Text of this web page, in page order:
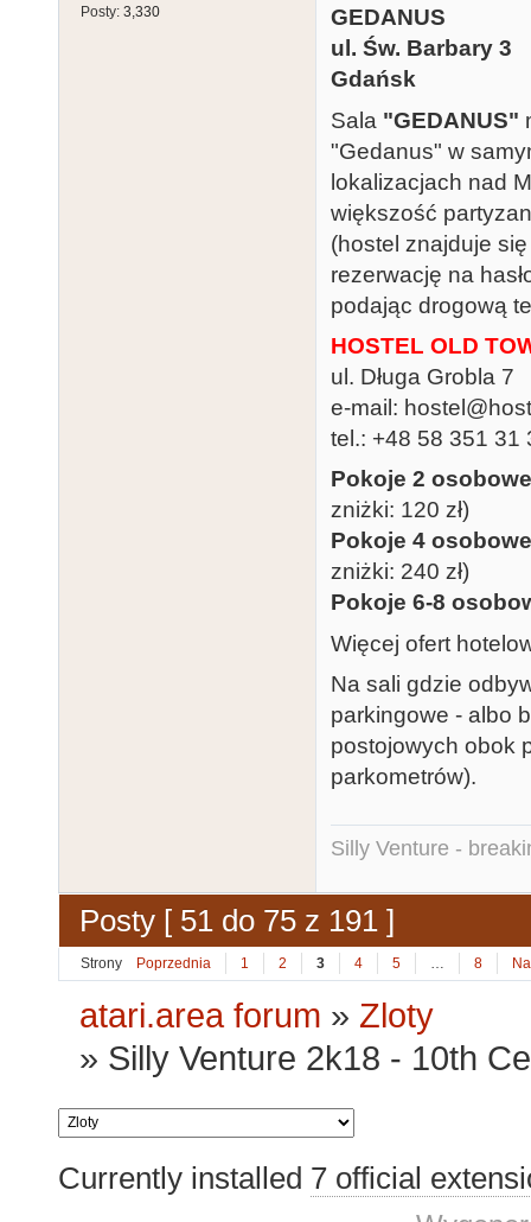
Posty: 3,330
GEDANUS
ul. Św. Barbary 3
Gdańsk
Sala "GEDANUS"
"Gedanus" w
lokalizacjach nad
większość
(hostel znajduje
rezerwację na
podając drogową
HOSTEL OLD
ul. Długa Grobla 7
e-mail:
tel.: +48 58 351 31
Pokoje 2 osobowe
zniżki: 120 zł)
Pokoje 4 osobowe
zniżki: 240 zł)
Pokoje 6-8
Więcej ofert
Na sali gdzie
parkingowe - albo
postojowych obok
parkometrów).
Silly Venture -
Posty [ 51 do 75 z 191 ]
Strony Poprzednia 1 2 3 4 5 … 8
atari.area forum » Zloty
» Silly Venture 2k18 - 10th
Currently installed 7 official